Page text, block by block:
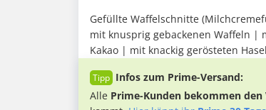
Gefüllte Waffelschnitte
mit knusprig gebackenen Waffeln
Kakao | mit knackig gerösteten
Infos zum Prime-Versand:
Alle Prime-Kunden bekommen den